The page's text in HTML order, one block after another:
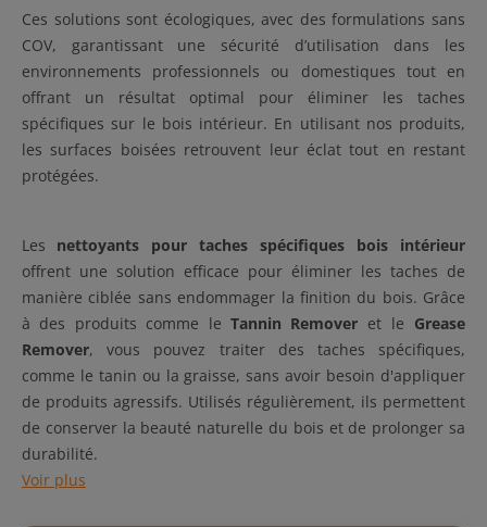
Ces solutions sont écologiques, avec des formulations sans
COV, garantissant une sécurité d’utilisation dans les
environnements professionnels ou domestiques tout en
offrant un résultat optimal pour éliminer les taches
spécifiques sur le bois intérieur. En utilisant nos produits,
les surfaces boisées retrouvent leur éclat tout en restant
protégées.
Les nettoyants pour taches spécifiques bois intérieur
offrent une solution efficace pour éliminer les taches de
manière ciblée sans endommager la finition du bois. Grâce
à des produits comme le Tannin Remover et le Grease
Remover, vous pouvez traiter des taches spécifiques,
comme le tanin ou la graisse, sans avoir besoin d'appliquer
de produits agressifs. Utilisés régulièrement, ils permettent
de conserver la beauté naturelle du bois et de prolonger sa
durabilité.
Voir plus